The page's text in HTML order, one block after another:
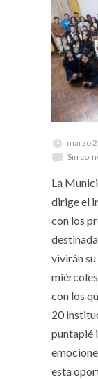
marzo
Sin
La
dirige el
con los
vivirán
con los
20
puntapié
esta